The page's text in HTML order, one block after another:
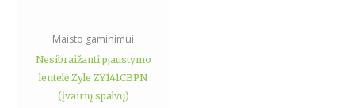
Maisto gaminimui
Nesibraižanti pjaustymo
lentelė Zyle ZY141CBPN
(įvairių spalvų)
page